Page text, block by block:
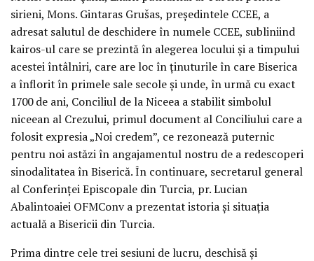
sirieni, Mons. Gintaras Grušas, președintele CCEE, a
adresat salutul de deschidere în numele CCEE, subliniind
kairos-ul care se prezintă în alegerea locului și a timpului
acestei întâlniri, care are loc în ținuturile în care Biserica
a înflorit în primele sale secole și unde, în urmă cu exact
1700 de ani, Conciliul de la Niceea a stabilit simbolul
niceean al Crezului, primul document al Conciliului care a
folosit expresia „Noi credem”, ce rezonează puternic
pentru noi astăzi în angajamentul nostru de a redescoperi
sinodalitatea în Biserică. În continuare, secretarul general
al Conferinței Episcopale din Turcia, pr. Lucian
Abalintoaiei OFMConv a prezentat istoria și situația
actuală a Bisericii din Turcia.
Prima dintre cele trei sesiuni de lucru, deschisă și